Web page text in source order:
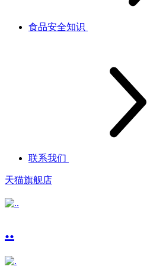
食品安全知识
联系我们
天猫旗舰店
..